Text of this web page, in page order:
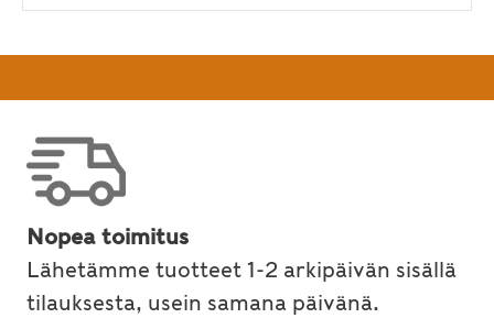
Nopea toimitus
Lähetämme tuotteet 1-2 arkipäivän sisällä
tilauksesta, usein samana päivänä.